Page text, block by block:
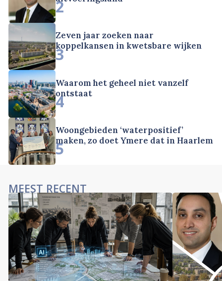
2
Zeven jaar zoeken naar
koppelkansen in kwetsbare wijken
3
Waarom het geheel niet vanzelf
ontstaat
4
Woongebieden ‘waterpositief’
maken, zo doet Ymere dat in Haarlem
5
MEEST RECENT